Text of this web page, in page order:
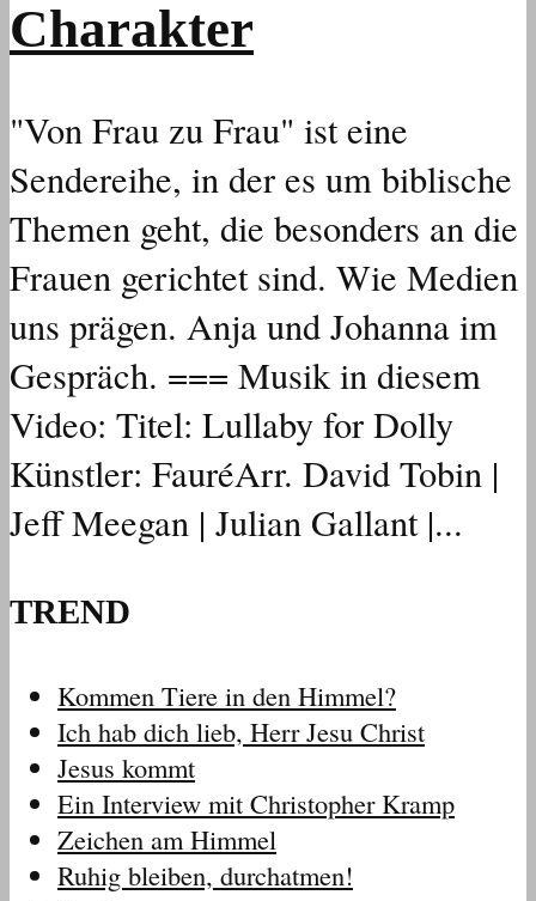
Charakter
"Von Frau zu Frau" ist eine
Sendereihe, in der es um biblische
Themen geht, die besonders an die
Frauen gerichtet sind. Wie Medien
uns prägen. Anja und Johanna im
Gespräch. === Musik in diesem
Video: Titel: Lullaby for Dolly
Künstler: FauréArr. David Tobin |
Jeff Meegan | Julian Gallant |...
TREND
Kommen Tiere in den Himmel?
Ich hab dich lieb, Herr Jesu Christ
Jesus kommt
Ein Interview mit Christopher Kramp
Zeichen am Himmel
Ruhig bleiben, durchatmen!